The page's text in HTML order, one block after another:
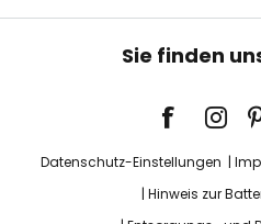
Sie finden
Datenschutz-Einstellungen
Hinweis zur